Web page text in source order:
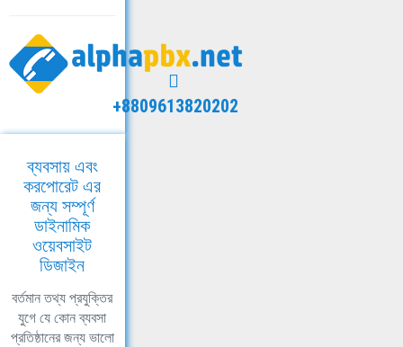
+8809613820202
ব্যবসায় এবং
করপোরেট এর
জন্য সম্পূর্ণ
ডাইনামিক
ওয়েবসাইট
ডিজাইন
বর্তমান তথ্য প্রযুক্তির
যুগে যে কোন ব্যবসা
প্রতিষ্ঠানের জন্য ভালো